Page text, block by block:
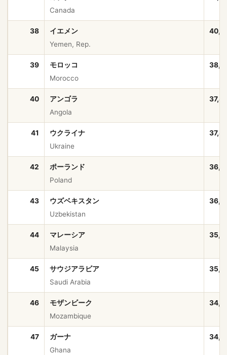
Canada
38
イエメン
Yemen, Rep.
39
モロッコ
Morocco
40
アンゴラ
Angola
41
ウクライナ
Ukraine
42
ポーランド
Poland
43
ウズベキスタン
Uzbekistan
44
マレーシア
Malaysia
45
サウジアラビア
Saudi Arabia
46
モザンビーク
Mozambique
47
ガーナ
Ghana